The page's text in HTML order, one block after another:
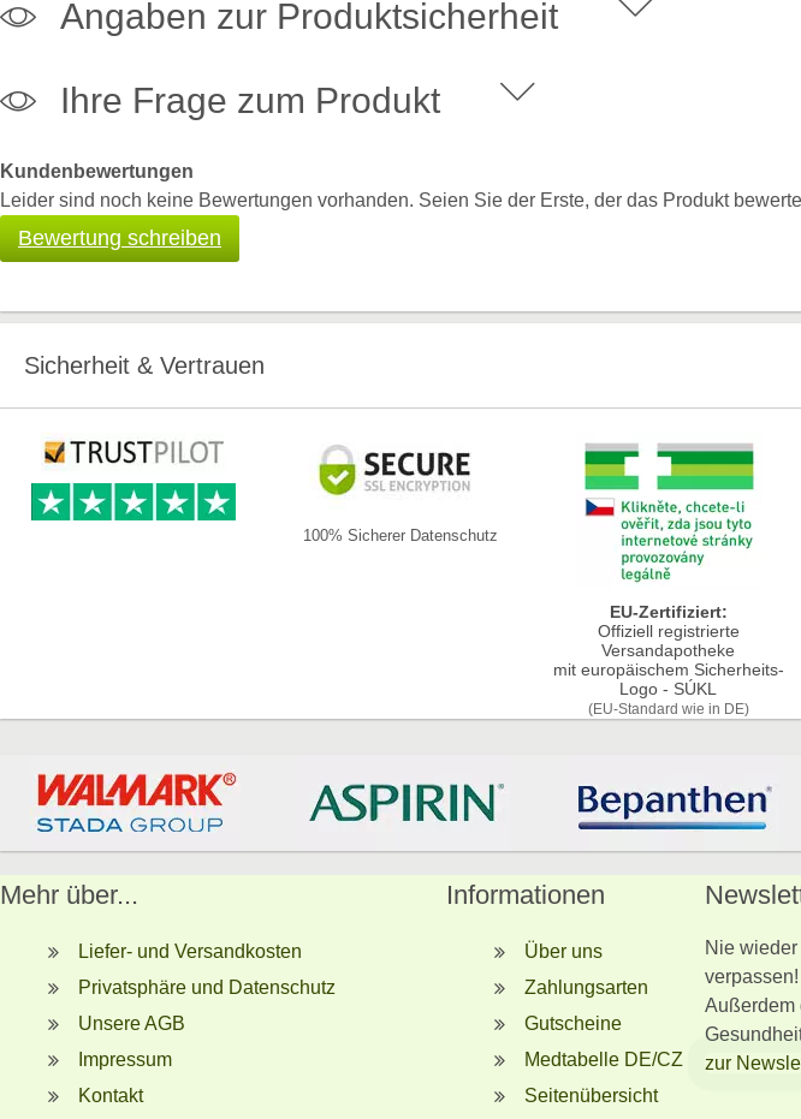
Angaben zur Produktsicherheit
Ihre Frage zum Produkt
Kundenbewertungen
Leider sind noch keine Bewertungen vorhanden. Seien Sie der Erste, der das Produkt
Bewertung schreiben
Sicherheit & Vertrauen
100% Sicherer Datenschutz
EU-Zertifiziert:
Offiziell registrierte
Versandapotheke
mit europäischem Sicherheits-
Logo - SÚKL
(EU-Standard wie in DE)
Mehr über...
Liefer- und Versandkosten
Privatsphäre und Datenschutz
Unsere AGB
Impressum
Kontakt
Informationen
Über uns
Zahlungsarten
Gutscheine
Medtabelle DE/CZ
Seitenübersicht
Nie
verpassen!
Außerdem
zur